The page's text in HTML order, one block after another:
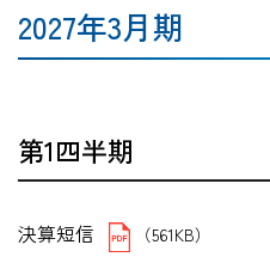
2027年3月期
第1四半期
決算短信 （561KB）